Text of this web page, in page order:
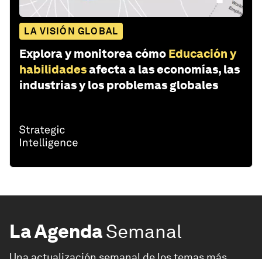
LA VISIÓN GLOBAL
Explora y monitorea cómo Educación y
habilidadesafecta a las economías, las
industrias y los problemas globales
La AgendaSemanal